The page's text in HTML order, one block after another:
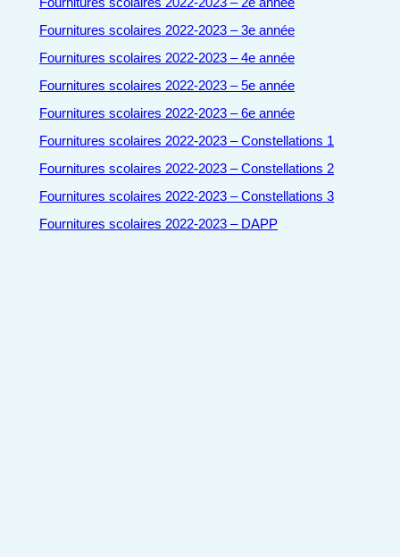
Fournitures scolaires 2022-2023 – 3e année
Fournitures scolaires 2022-2023 – 4e année
Fournitures scolaires 2022-2023 – 5e année
Fournitures scolaires 2022-2023 – 6e année
Fournitures scolaires 2022-2023 – Constellations 1
Fournitures scolaires 2022-2023 – Constellations 2
Fournitures scolaires 2022-2023 – Constellations 3
Fournitures scolaires 2022-2023 – DAPP